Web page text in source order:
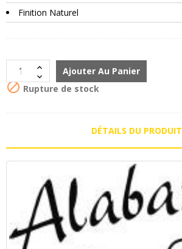
Finition Naturel
Ajouter Au Panier
 Rupture de stock
DÉTAILS DU PRODUIT